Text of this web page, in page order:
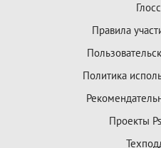
Правила
Политика
Проекты